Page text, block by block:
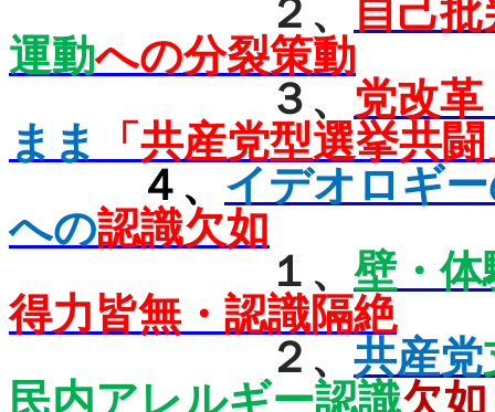
２、
自己批
運動への分裂策動
３、 党改
まま
「共産党型選挙共
４、 イデオロギ
への認識欠如
１、 壁・体
得力皆無・認識隔絶
２、 共産党
民内アレルギー認識欠如